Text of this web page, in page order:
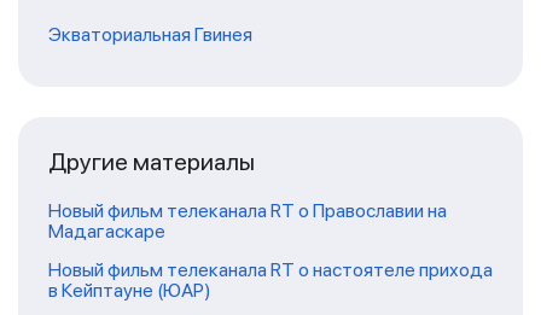
Экваториальная Гвинея
Другие материалы
Новый фильм телеканала RT о Православии на
Мадагаскаре
Новый фильм телеканала RT о настоятеле прихода
в Кейптауне (ЮАР)